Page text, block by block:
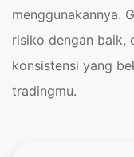
menggunakannya.
risiko dengan baik,
konsistensi yang
tradingmu.